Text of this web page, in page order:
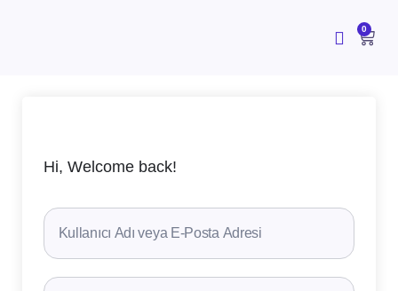
0
Hi, Welcome back!